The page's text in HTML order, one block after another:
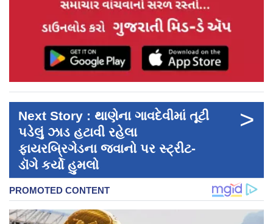
Next Story : થાણેના ગાવદેવીમાં તૂટી
પડેલું ઝાડ હટાવી રહેલા
ફાયરબ્રિગેડના જવાનો પર સ્ટ્રીટ-
ડૉગે કર્યો હુમલો
>